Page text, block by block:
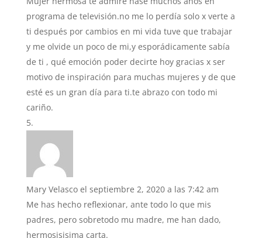
programa de televisión.no me lo perdía solo x verte a
ti después por cambios en mi vida tuve que trabajar
y me olvide un poco de mi,y esporádicamente sabía
de ti , qué emoción poder decirte hoy gracias x ser
motivo de inspiración para muchas mujeres y de que
esté es un gran día para ti.te abrazo con todo mi
cariño.
Mary Velasco el septiembre 2, 2020 a las 7:42 am
Me has hecho reflexionar, ante todo lo que mis
padres, pero sobretodo mu madre, me han dado,
hermosisisima carta.